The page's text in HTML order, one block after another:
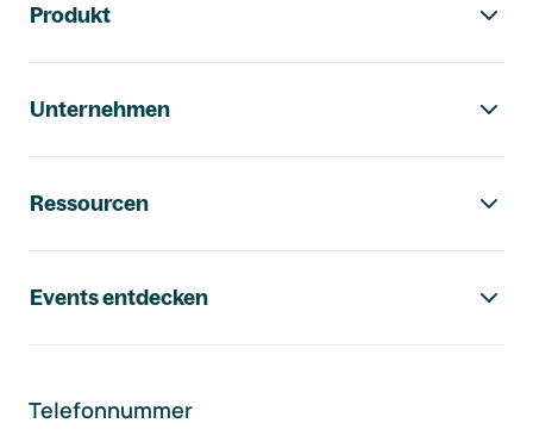
Produkt
Unternehmen
Ressourcen
Events entdecken
Telefonnummer